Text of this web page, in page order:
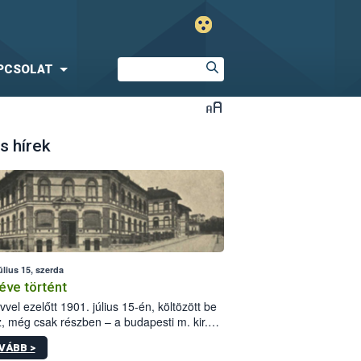
hírek
15, szerda
történt
ezelőtt 1901. július 15-én, költözött be
még csak részben – a budapesti m. kir.
állomás a Kis Rókus utca
alatti, Czigler Győző által tervezett új
>